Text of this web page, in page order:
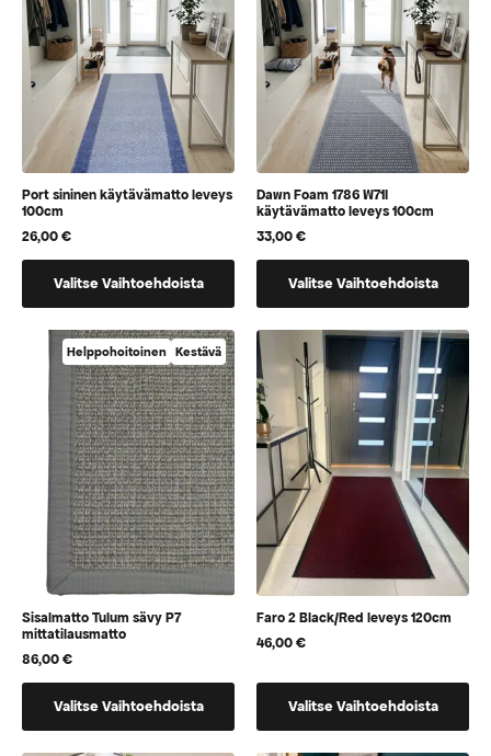
tuotteen
sivulla
tuotteen
sivulla
Port sininen käytävämatto leveys
100cm
26,00€
Valitse Vaihtoehdoista
vaihtoehtoja,
jotka
voidaan
tuotteen
Dawn Foam 1786 W71I
käytävämatto leveys 100cm
33,00€
Valitse Vaihtoehdoista
vaihtoehtoja,
jotka
voidaan
valita
tuotteen
sivulla
Helppohoitoinen Kestävä
Sisalmatto Tulum sävy P7
mittatilausmatto
86,00€
Valitse Vaihtoehdoista
tuotteella
Faro 2 Black/Red leveys 120cm
46,00€
Valitse Vaihtoehdoista
tuotteella